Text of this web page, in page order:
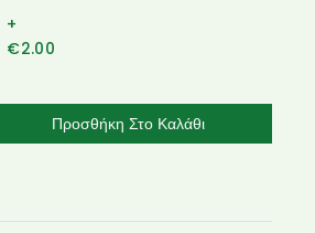
+
€2.00
Προσθήκη Στο Καλάθι